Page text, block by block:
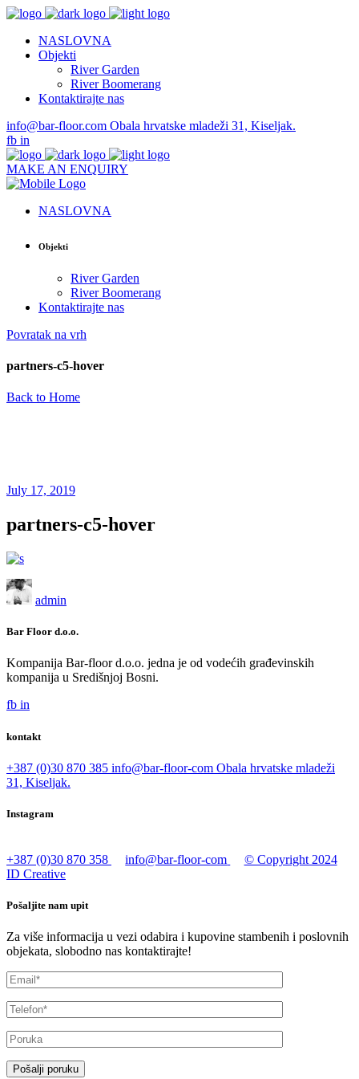
NASLOVNA
Objekti
River Garden
River Boomerang
Kontaktirajte nas
info@bar-floor.com Obala hrvatske mladeži 31, Kiseljak.
fb in
MAKE AN ENQUIRY
NASLOVNA
Objekti
River Garden
River Boomerang
Kontaktirajte nas
Povratak na vrh
partners-c5-hover
Back to Home
July 17, 2019
partners-c5-hover
admin
Bar Floor d.o.o.
Kompanija Bar-floor d.o.o. jedna je od vodećih građevinskih
kompanija u Središnjoj Bosni.
fb in
kontakt
+387 (0)30 870 385 info@bar-floor-com Obala hrvatske mladeži
31, Kiseljak.
Instagram
+387 (0)30 870 358 info@bar-floor-com
© Copyright 2024
ID Creative
Pošaljite nam upit
Za više informacija u vezi odabira i kupovine stambenih i poslovnih
objekata, slobodno nas kontaktirajte!
Pošalji poruku